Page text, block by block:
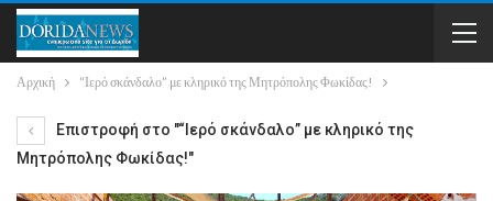
Αρχική “Ιερό σκάνδαλο” με κληρικό της Μητρόπολης Φωκίδας!
Επιστροφή στο "“Ιερό σκάνδαλο” με κληρικό της
Μητρόπολης Φωκίδας!"